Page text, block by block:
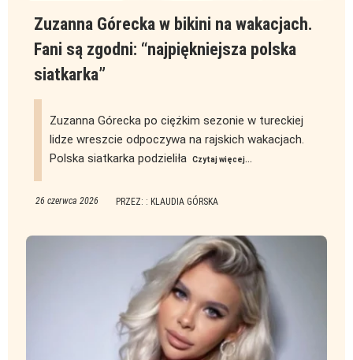
Zuzanna Górecka w bikini na wakacjach.
Fani są zgodni: “najpiękniejsza polska
siatkarka”
Zuzanna Górecka po ciężkim sezonie w tureckiej
lidze wreszcie odpoczywa na rajskich wakacjach.
Polska siatkarka podzieliła
Czytaj więcej...
26 czerwca 2026 PRZEZ: : KLAUDIA GÓRSKA